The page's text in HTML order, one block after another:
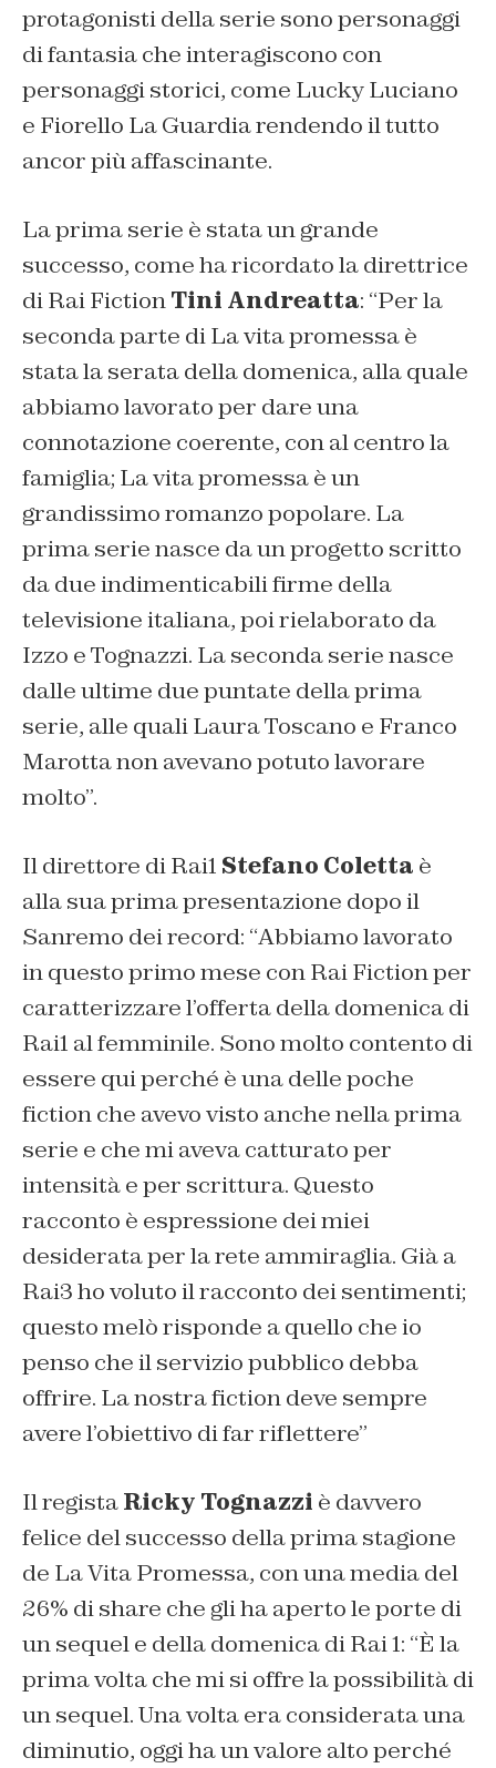
protagonisti della serie sono personaggi
di fantasia che interagiscono con
personaggi storici, come Lucky Luciano
e Fiorello La Guardia rendendo il tutto
ancor più affascinante.
La prima serie è stata un grande
successo, come ha ricordato la direttrice
di Rai FictionTini Andreatta: “Per la
seconda parte di La vita promessa è
stata la serata della domenica, alla quale
abbiamo lavorato per dare una
connotazione coerente, con al centro la
famiglia; La vita promessa è un
grandissimo romanzo popolare. La
prima serie nasce da un progetto scritto
da due indimenticabili firme della
televisione italiana, poi rielaborato da
Izzo e Tognazzi. La seconda serie nasce
dalle ultime due puntate della prima
serie, alle quali Laura Toscano e Franco
Marotta non avevano potuto lavorare
molto”.
Il direttore di Rai1 Stefano Coletta è
alla sua prima presentazione dopo il
Sanremo dei record: “Abbiamo lavorato
in questo primo mese con Rai Fiction per
caratterizzare l’offerta della domenica di
Rai1 al femminile. Sono molto contento di
essere qui perché è una delle poche
fiction che avevo visto anche nella prima
serie e che mi aveva catturato per
intensità e per scrittura. Questo
racconto è espressione dei miei
desiderata per la rete ammiraglia. Già a
Rai3 ho voluto il racconto dei sentimenti;
questo melò risponde a quello che io
penso che il servizio pubblico debba
offrire. La nostra fiction deve sempre
avere l’obiettivo di far riflettere”
Il registaRicky Tognazzi è davvero
felice del successo della prima stagione
de La Vita Promessa, con una media del
26% di share che gli ha aperto le porte di
un sequel e della domenica di Rai 1: “È la
prima volta che mi si offre la possibilità di
un sequel. Una volta era considerata una
diminutio, oggi ha un valore alto perché